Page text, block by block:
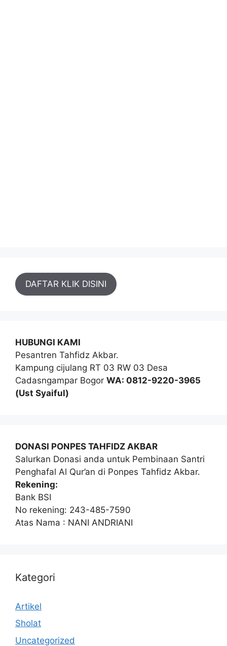
DAFTAR KLIK DISINI
HUBUNGI KAMI
Pesantren Tahfidz Akbar.
Kampung cijulang RT 03 RW 03 Desa
Cadasngampar Bogor WA: 0812-9220-3965
(Ust Syaiful)
DONASI PONPES TAHFIDZ AKBAR
Salurkan Donasi anda untuk Pembinaan Santri
Penghafal Al Qur’an di Ponpes Tahfidz Akbar.
Rekening:
Bank BSI
No rekening: 243-485-7590
Atas Nama : NANI ANDRIANI
Kategori
Artikel
Sholat
Uncategorized